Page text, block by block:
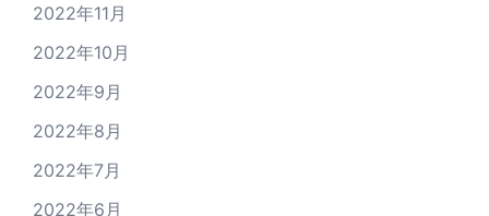
2022年11月
2022年10月
2022年9月
2022年8月
2022年7月
2022年6月